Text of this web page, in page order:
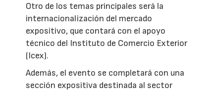
Otro de los temas principales será la
internacionalización del mercado
expositivo, que contará con el apoyo
técnico del Instituto de Comercio Exterior
(Icex).
Además, el evento se completará con una
sección expositiva destinada al sector